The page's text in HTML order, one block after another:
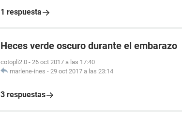
1 respuesta
Heces verde oscuro durante el embarazo
cotopli2.0 - 26 oct 2017 a las 17:40
marlene-ines - 29 oct 2017 a las 23:14
3 respuestas